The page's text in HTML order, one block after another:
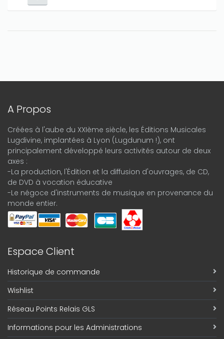
A Propos
Créées à l'aube du XXIème siècle, les Éditions Musicales
Lugdivine, implantées à Lyon (Lugdunum !), ont
principalement développé leurs activités autour de deux
axes :
-La production, l'Édition et la diffusion d'ouvrages, de CD,
de DVD à vocation éducative
-Le négoce d'instruments de musique en provenance du
monde entier.
Espace Client
Historique de commande
Wishlist
Réseau Points Relais GLS
Informations pour les Administrations